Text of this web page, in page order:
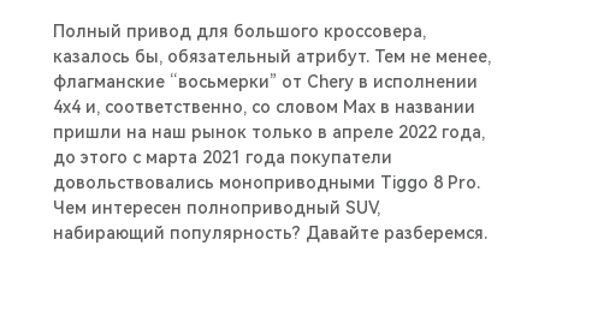
Полный привод для большого кроссовера,
казалось бы, обязательный атрибут. Тем не менее,
флагманские “восьмерки” от Chery в исполнении
4х4 и, соответственно, со словом Max в названии
пришли на наш рынок только в апреле 2022 года,
до этого с марта 2021 года покупатели
довольствовались моноприводными Tiggo 8 Pro.
Чем интересен полноприводный SUV,
набирающий популярность? Давайте разберемся.